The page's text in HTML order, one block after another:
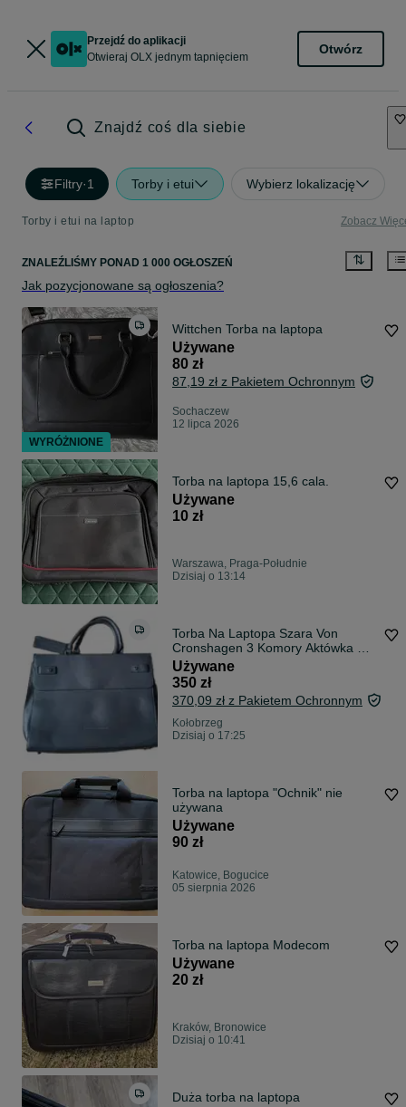
Przejdź do aplikacji
Otwieraj OLX jednym tapnięciem
Otwórz
Znajdź coś dla siebie
Filtry·1 Torby i etui Wybierz lokalizację
Torby i etui na laptop Zobacz
ZNALEŹLIŚMY PONAD 1 000 OGŁOSZEŃ
Jak pozycjonowane są ogłoszenia?
Wittchen Torba na laptopa
Używane
80 zł
87,19 zł z Pakietem Ochronnym
Sochaczew
12 lipca 2026
Torba na laptopa 15,6 cala.
Używane
10 zł
Warszawa, Praga-Południe
Dzisiaj o 13:14
Torba Na Laptopa Szara Von
Cronshagen 3 Komory Aktówka A4
Biznesowa
Używane
350 zł
370,09 zł z Pakietem Ochronnym
Kołobrzeg
Dzisiaj o 17:25
Torba na laptopa "Ochnik" nie
używana
Używane
90 zł
Katowice, Bogucice
05 sierpnia 2026
Torba na laptopa Modecom
Używane
20 zł
Kraków, Bronowice
Dzisiaj o 10:41
Duża torba na laptopa
WYRÓŻNIONE